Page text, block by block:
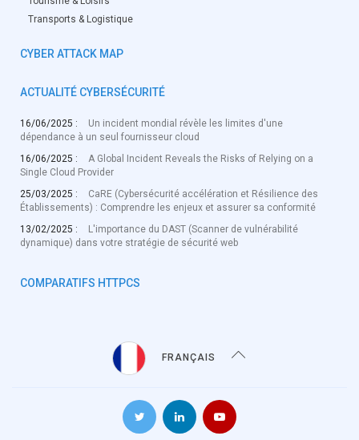
Transports & Logistique
CYBER ATTACK MAP
ACTUALITÉ CYBERSÉCURITÉ
16/06/2025 :
Un incident mondial révèle les limites d'une
dépendance à un seul fournisseur cloud
16/06/2025 :
A Global Incident Reveals the Risks of Relying on a
Single Cloud Provider
25/03/2025 :
CaRE (Cybersécurité accélération et Résilience des
Établissements) : Comprendre les enjeux et assurer sa conformité
13/02/2025 :
L'importance du DAST (Scanner de vulnérabilité
dynamique) dans votre stratégie de sécurité web
COMPARATIFS HTTPCS
FRANÇAIS